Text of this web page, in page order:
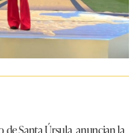
de Santa Úrsula, anuncian la